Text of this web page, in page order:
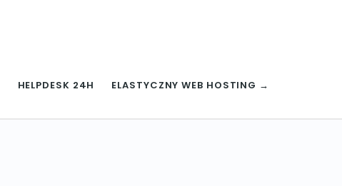
HELPDESK 24H ELASTYCZNY WEB HOSTING →